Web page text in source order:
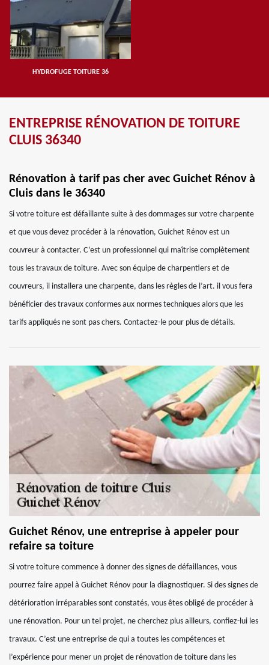
HYDROFUGE TOITURE 36
ENTREPRISE RÉNOVATION DE TOITURE
CLUIS 36340
Rénovation à tarif pas cher avec Guichet Rénov à
Cluis dans le 36340
Si votre toiture est défaillante suite à des dommages sur votre charpente
et que vous devez procéder à la rénovation, Guichet Rénov est un
couvreur à contacter. C’est un professionnel qui maîtrise complètement
tous les travaux de toiture. Avec son équipe de charpentiers et de
couvreurs, il installera une charpente, dans les règles de l’art. il vous fera
bénéficier des travaux conformes aux normes techniques alors que les
tarifs appliqués ne sont pas chers. Contactez-le pour plus de détails.
Guichet Rénov, une entreprise à appeler pour
refaire sa toiture
Si votre toiture commence à donner des signes de défaillances, vous
pourrez faire appel à Guichet Rénov pour la diagnostiquer. Si des signes de
détérioration irréparables sont constatés, vous êtes obligé de procéder à
une rénovation. Pour un tel projet, ne cherchez plus ailleurs, confiez-lui les
travaux. C’est une entreprise de qui a toutes les compétences et
l’expérience pour mener un projet de rénovation de toiture dans les